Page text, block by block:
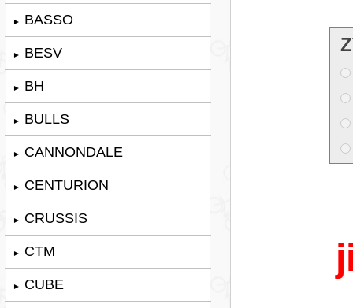
► BASSO
► BESV
► BH
► BULLS
► CANNONDALE
► CENTURION
► CRUSSIS
► CTM
► CUBE